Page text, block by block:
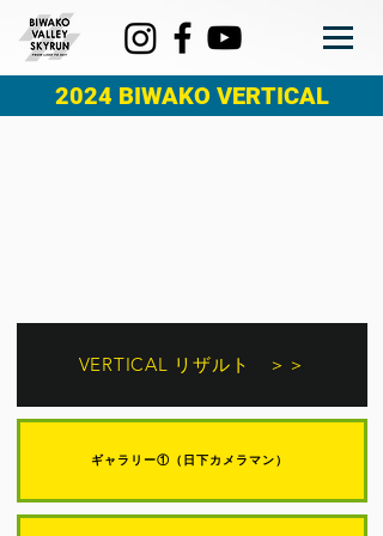
2024 BIWAKO VERTICAL
VERTICAL リザルト ＞＞
ギャラリー①（日下カメラマン）